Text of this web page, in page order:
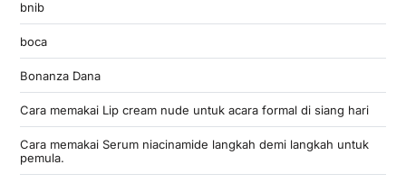
bnib
boca
Bonanza Dana
Cara memakai Lip cream nude untuk acara formal di siang hari
Cara memakai Serum niacinamide langkah demi langkah untuk
pemula.